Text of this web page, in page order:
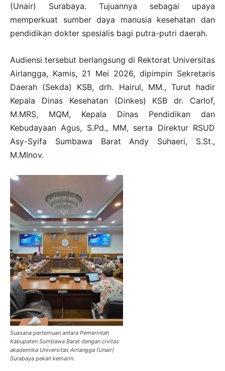
(Unair) Surabaya. Tujuannya sebagai upaya
memperkuat sumber daya manusia kesehatan dan
pendidikan dokter spesialis bagi putra-putri daerah.
Audiensi tersebut berlangsung di Rektorat Universitas
Airlangga, Kamis, 21 Mei 2026, dipimpin Sekretaris
Daerah (Sekda) KSB, drh. Hairul, MM., Turut hadir
Kepala Dinas Kesehatan (Dinkes) KSB dr. Carlof,
M.MRS, MQM, Kepala Dinas Pendidikan dan
Kebudayaan Agus, S.Pd., MM, serta Direktur RSUD
Asy-Syifa Sumbawa Barat Andy Suhaeri, S.St.,
M.MInov.
Suasana pertemuan antara Pemerintah
Kabupaten Sumbawa Barat dengan civitas
akademika Universitas Airlangga (Unair)
Surabaya pekan kemarin.